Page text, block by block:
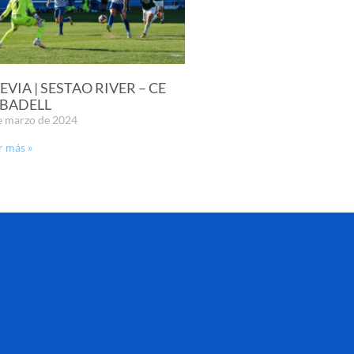
| SESTAO RIVER – CE
marzo de 2024
más »